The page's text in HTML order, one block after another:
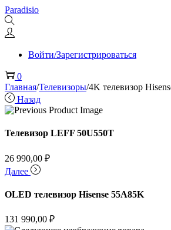
Перейти
к
навигации
Перейти
к
содержимому
Paradisio
Войти/Зарегистрироваться
0
Главная/Телевизоры/4K телевизор
Назад
Телевизор LEFF 50U550T
26 990,00 ₽
Далее
OLED телевизор Hisense 55A85K
131 990,00 ₽